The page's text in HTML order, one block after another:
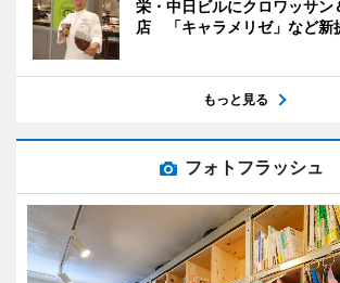
栄・中日ビルにクロワッサン
店 「キャラメリゼ」など新
もっと見る
フォトフラッシュ